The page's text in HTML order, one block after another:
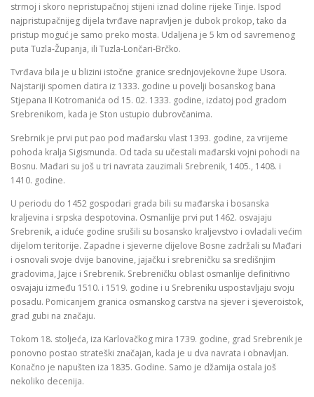
strmoj i skoro nepristupačnoj stijeni iznad doline rijeke Tinje. Ispod
najpristupačnijeg dijela tvrđave napravljen je dubok prokop, tako da
pristup moguć je samo preko mosta. Udaljena je 5 km od savremenog
puta Tuzla-Županja, ili Tuzla-Lončari-Brčko.
Tvrđava bila je u blizini istočne granice srednjovjekovne župe Usora.
Najstariji spomen datira iz 1333. godine u povelji bosanskog bana
Stjepana II Kotromanića od 15. 02. 1333. godine, izdatoj pod gradom
Srebrenikom, kada je Ston ustupio dubrovčanima.
Srebrnik je prvi put pao pod mađarsku vlast 1393. godine, za vrijeme
pohoda kralja Sigismunda. Od tada su učestali mađarski vojni pohodi na
Bosnu. Mađari su još u tri navrata zauzimali Srebrenik, 1405., 1408. i
1410. godine.
U periodu do 1452 gospodari grada bili su mađarska i bosanska
kraljevina i srpska despotovina. Osmanlije prvi put 1462. osvajaju
Srebrenik, a iduće godine srušili su bosansko kraljevstvo i ovladali većim
dijelom teritorije. Zapadne i sjeverne dijelove Bosne zadržali su Mađari
i osnovali svoje dvije banovine, jajačku i srebreničku sa središnjim
gradovima, Jajce i Srebrenik. Srebreničku oblast osmanlije definitivno
osvajaju između 1510. i 1519. godine i u Srebreniku uspostavljaju svoju
posadu. Pomicanjem granica osmanskog carstva na sjever i sjeveroistok,
grad gubi na značaju.
Tokom 18. stoljeća, iza Karlovačkog mira 1739. godine, grad Srebrenik je
ponovno postao strateški značajan, kada je u dva navrata i obnavljan.
Konačno je napušten iza 1835. Godine. Samo je džamija ostala još
nekoliko decenija.